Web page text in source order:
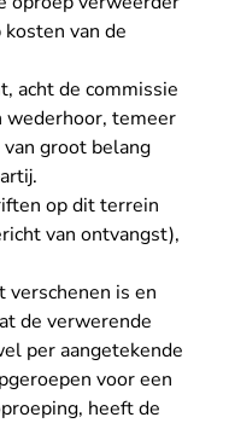
van de
acht de commissie
wederhoor, temeer
groot belang
op dit terrein
van ontvangst),
is en
de verwerende
per aangetekende
voor een
heeft de